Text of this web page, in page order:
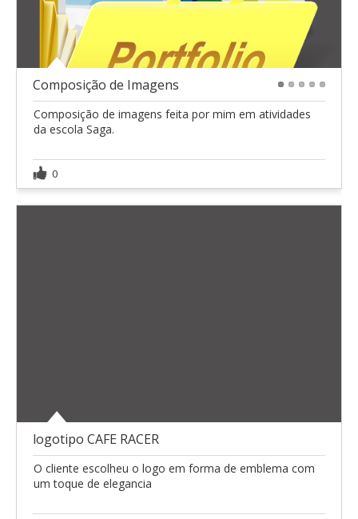
Composição de Imagens
Composição de imagens feita por mim em atividades
da escola Saga.
0
logotipo CAFE RACER
O cliente escolheu o logo em forma de emblema com
um toque de elegancia